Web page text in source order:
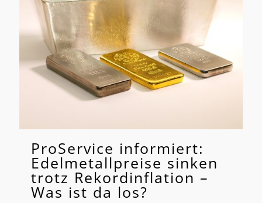
ProService informiert:
Edelmetallpreise sinken
trotz Rekordinflation –
Was ist da los?